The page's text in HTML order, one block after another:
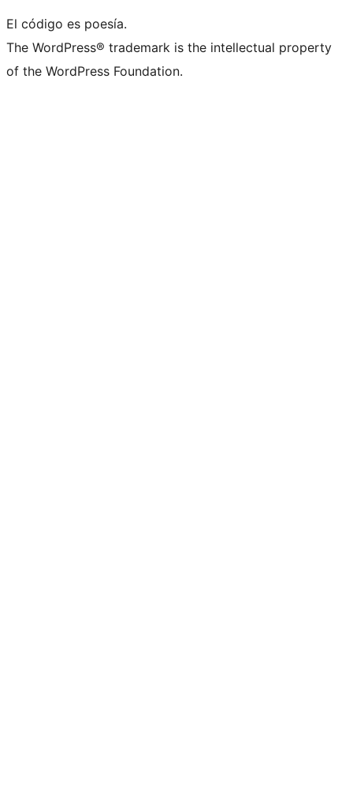
El código es poesía.
The WordPress® trademark is the intellectual property
of the WordPress Foundation.